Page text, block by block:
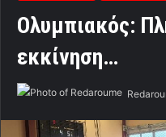
Ολυμπιακός:
εκκίνηση…